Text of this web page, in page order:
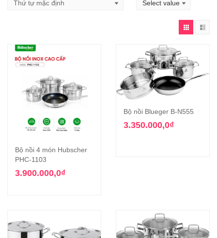
Bộ nồi 4 món Hubscher
PHC-1103
3.900.000,0₫
Bộ nồi Blueger B-N555
3.350.000,0₫